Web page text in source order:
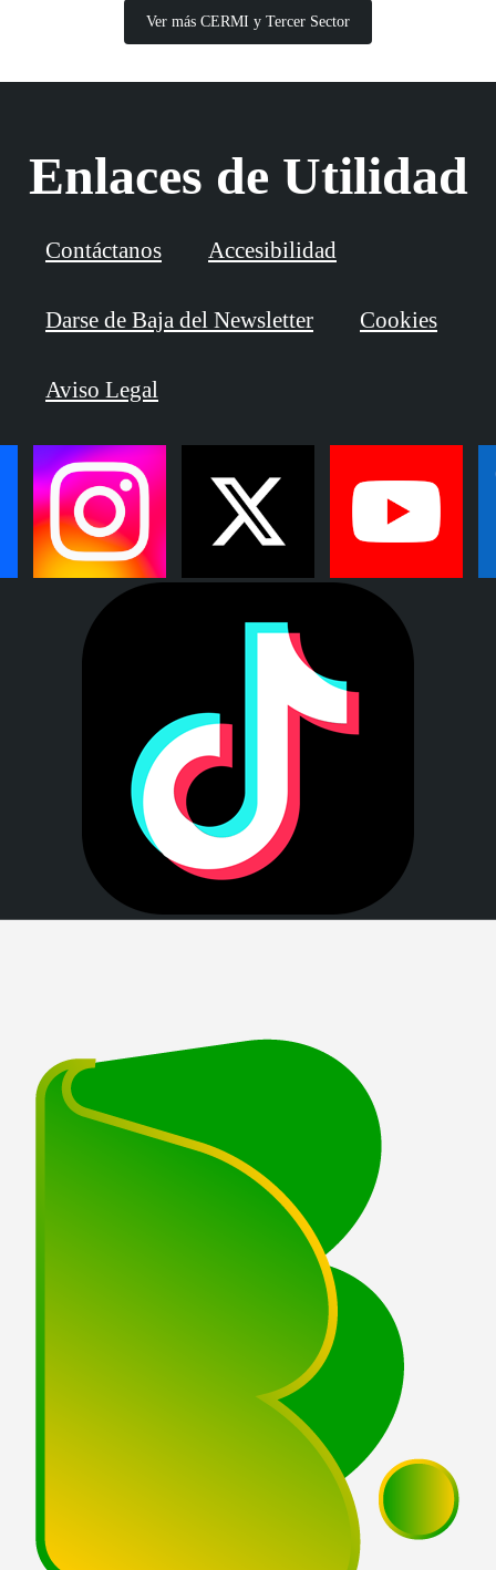
Ver más CERMI y Tercer Sector
Enlaces de Utilidad
Contáctanos Accesibilidad
Darse de Baja del Newsletter Cookies
Aviso Legal